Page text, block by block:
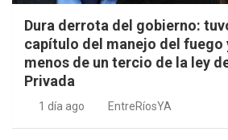
Dura derrota del gobierno:
capítulo del manejo del fuego
menos de un tercio de la ley
Privada
1 día ago EntreRíosYA